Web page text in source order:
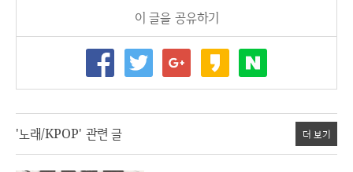
이 글을 공유하기
'노래/KPOP' 관련 글 더 보기